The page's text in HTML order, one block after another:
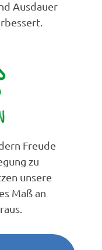
Ausdauer
Freude
zu
unsere
Maß an